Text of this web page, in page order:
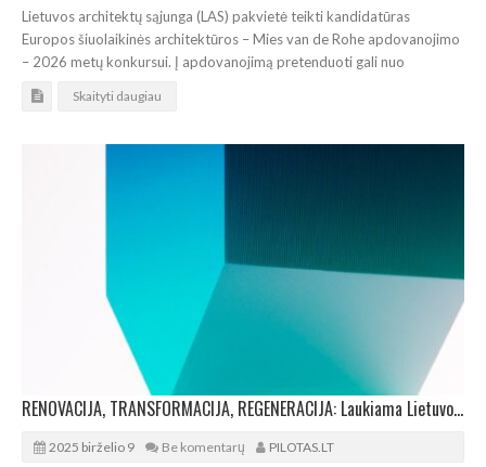
Lietuvos architektų sąjunga (LAS) pakvietė teikti kandidatūras
Europos šiuolaikinės architektūros – Mies van de Rohe apdovanojimo
– 2026 metų konkursui. Į apdovanojimą pretenduoti gali nuo
Skaityti daugiau
RENOVACIJA, TRANSFORMACIJA, REGENERACIJA: Laukiama Lietuvos architektų paraiškų parodai
2025 birželio 9 Be komentarų PILOTAS.LT